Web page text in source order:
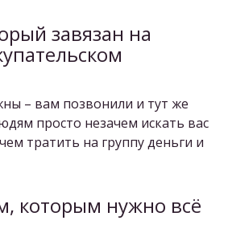
завязан на
– вам позвонили и тут же
просто незачем искать вас
тратить на группу деньги и
которым нужно всё